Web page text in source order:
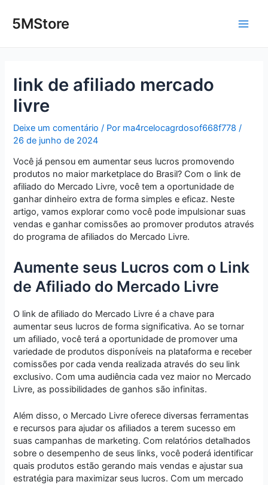
para5MStore
link de afiliado mercado
livre
Deixe um comentário / Por ma4rcelocagrdosof668f778/
26 de junho de 2024
Você já pensou em aumentar seus lucros promovendo
produtos no maior marketplace do Brasil? Com o link de
afiliado do Mercado Livre, você tem a oportunidade de
ganhar dinheiro extra de forma simples e eficaz. Neste
artigo, vamos explorar como você pode impulsionar suas
vendas e ganhar comissões ao promover produtos através
do programa de afiliados do Mercado Livre.
Aumente seus Lucros com o Link
de Afiliado do Mercado Livre
O link de afiliado do Mercado Livre é a chave para
aumentar seus lucros de forma significativa. Ao se tornar
um afiliado, você terá a oportunidade de promover uma
variedade de produtos disponíveis na plataforma e receber
comissões por cada venda realizada através do seu link
exclusivo. Com uma audiência cada vez maior no Mercado
Livre, as possibilidades de ganhos são infinitas.
Além disso, o Mercado Livre oferece diversas ferramentas
e recursos para ajudar os afiliados a terem sucesso em
suas campanhas de marketing. Com relatórios detalhados
sobre o desempenho de seus links, você poderá identificar
quais produtos estão gerando mais vendas e ajustar sua
estratégia para maximizar seus lucros. Com um mercado
navigation